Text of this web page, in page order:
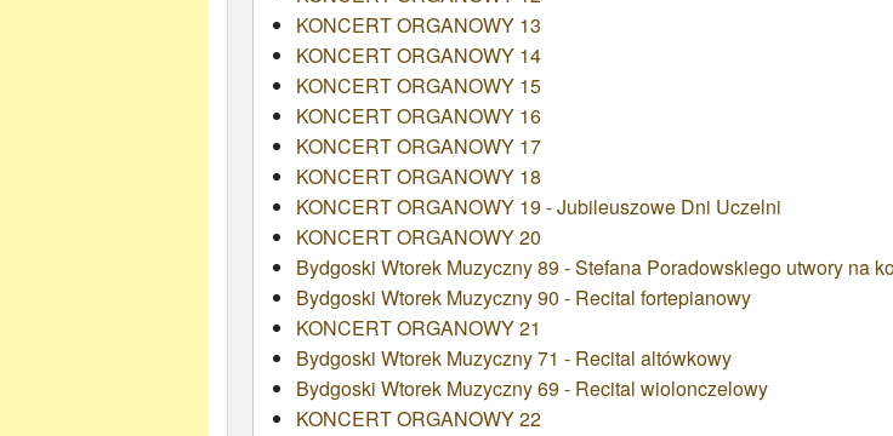
KONCERT ORGANOWY 13
KONCERT ORGANOWY 14
KONCERT ORGANOWY 15
KONCERT ORGANOWY 16
KONCERT ORGANOWY 17
KONCERT ORGANOWY 18
KONCERT ORGANOWY 19 - Jubileuszowe Dni Uczelni
KONCERT ORGANOWY 20
Bydgoski Wtorek Muzyczny 89 - Stefana Poradowskiego utwory na
Bydgoski Wtorek Muzyczny 90 - Recital fortepianowy
KONCERT ORGANOWY 21
Bydgoski Wtorek Muzyczny 71 - Recital altówkowy
Bydgoski Wtorek Muzyczny 69 - Recital wiolonczelowy
KONCERT ORGANOWY 22